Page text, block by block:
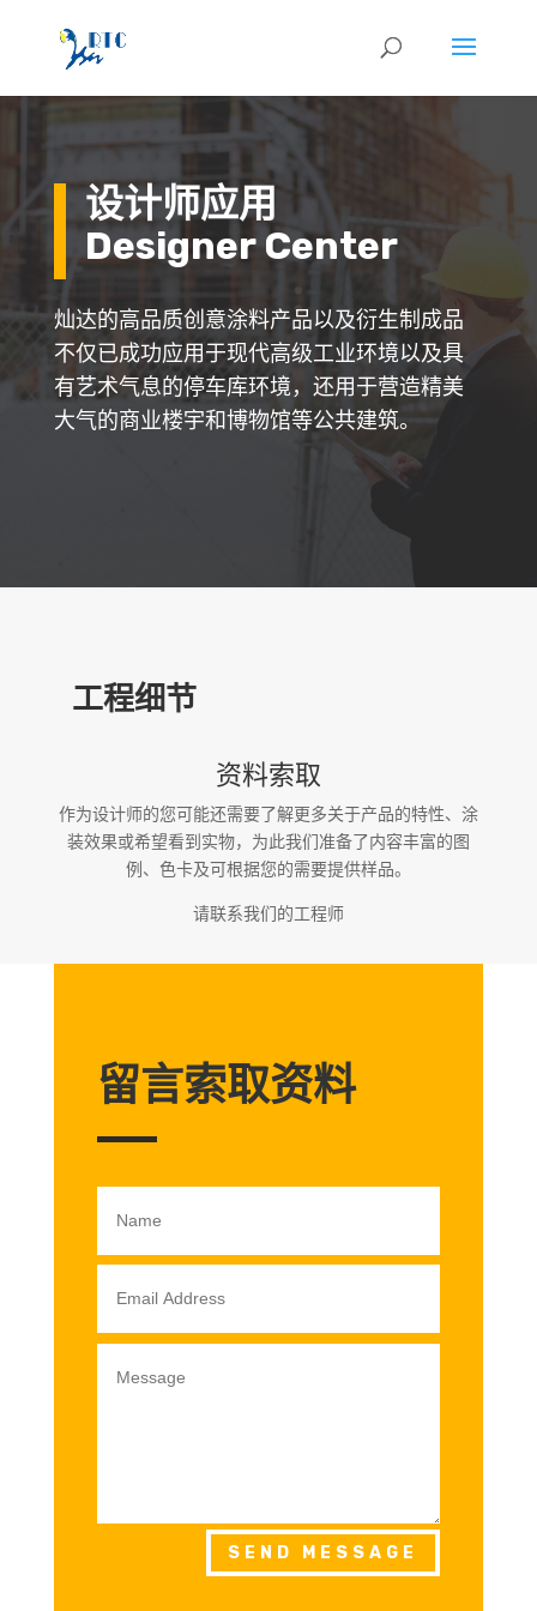
设计师应用
Designer Center
灿达的高品质创意涂料产品以及衍生制成品
不仅已成功应用于现代高级工业环境以及具
有艺术气息的停车库环境，还用于营造精美
大气的商业楼宇和博物馆等公共建筑。
工程细节
资料索取
作为设计师的您可能还需要了解更多关于产品的特性、涂
装效果或希望看到实物，为此我们准备了内容丰富的图
例、色卡及可根据您的需要提供样品。
请联系我们的工程师
留言索取资料
SEND MESSAGE